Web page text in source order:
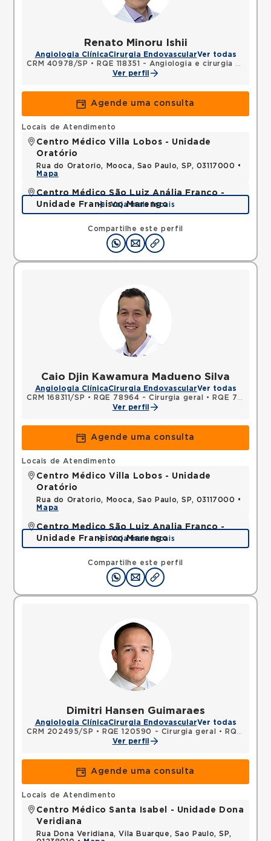
Renato Minoru Ishii
Angiologia ClínicaCirurgia EndovascularVer todas
CRM 40978/SP •
RQE 118351 - Angiologia e cirurgia vascular
Ver perfil
Agende uma consulta
Compartilhe este perfil
Locais de Atendimento
Centro Médico Villa Lobos - Unidade
Oratório
Rua do Oratorio, Mooca, Sao Paulo, SP, 03117000 •
Mapa
Centro Médico São Luiz Anália Franco -
Unidade Francisco Marengo
Rua Francisco Marengo, Tatuape, Sao Paulo, SP,
Mapa
Veja mais locais
Caio Djin Kawamura Madueno Silva
Angiologia ClínicaCirurgia EndovascularVer todas
CRM 168311/SP • RQE 78964 - Cirurgia geral •
RQE 78965 - Cirurgia vascular
Ver perfil
Agende uma consulta
Compartilhe este perfil
Locais de Atendimento
Centro Médico Villa Lobos - Unidade
Oratório
Rua do Oratorio, Mooca, Sao Paulo, SP, 03117000 •
Mapa
Centro Medico São Luiz Analia Franco -
Unidade Francisco Marengo
Rua Francisco Marengo, Tatuape, Sao Paulo, SP,
Mapa
Veja mais locais
Dimitri Hansen Guimaraes
Angiologia ClínicaCirurgia EndovascularVer todas
CRM 202495/SP • RQE 120590 - Cirurgia geral •
RQE 123648 - Cirurgia vascular
Ver perfil
Agende uma consulta
Locais de Atendimento
Centro Médico Santa Isabel - Unidade Dona
Veridiana
Rua Dona Veridiana, Vila Buarque, Sao Paulo, SP,